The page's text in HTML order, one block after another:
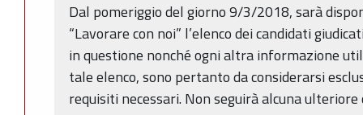
Dal pomeriggio del giorno 9/3/2018, sarà
“Lavorare con noi” l’elenco dei candidati
in questione nonché ogni altra informazione
tale elenco, sono pertanto da considerarsi
requisiti necessari. Non seguirà alcuna